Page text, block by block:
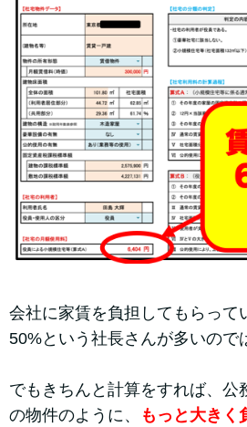
会社に家賃を負担してもらって
50%という社長さんが多いので
でもきちんと計算をすれば、公
の物件のように、
もっと大きく